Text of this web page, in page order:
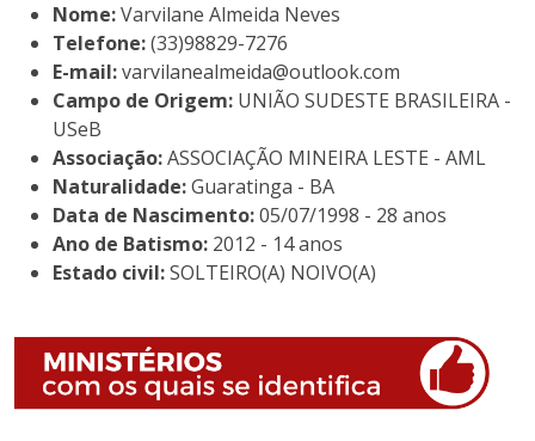
Nome:Varvilane Almeida Neves
Telefone:(33)98829-7276
E-mail:varvilanealmeida@outlook.com
Campo de Origem: UNIÃO SUDESTE BRASILEIRA -
USeB
Associação:ASSOCIAÇÃO MINEIRA LESTE - AML
Naturalidade:Guaratinga - BA
Data de Nascimento:05/07/1998 - 28 anos
Ano de Batismo: 2012 - 14 anos
Estado civil:SOLTEIRO(A) NOIVO(A)